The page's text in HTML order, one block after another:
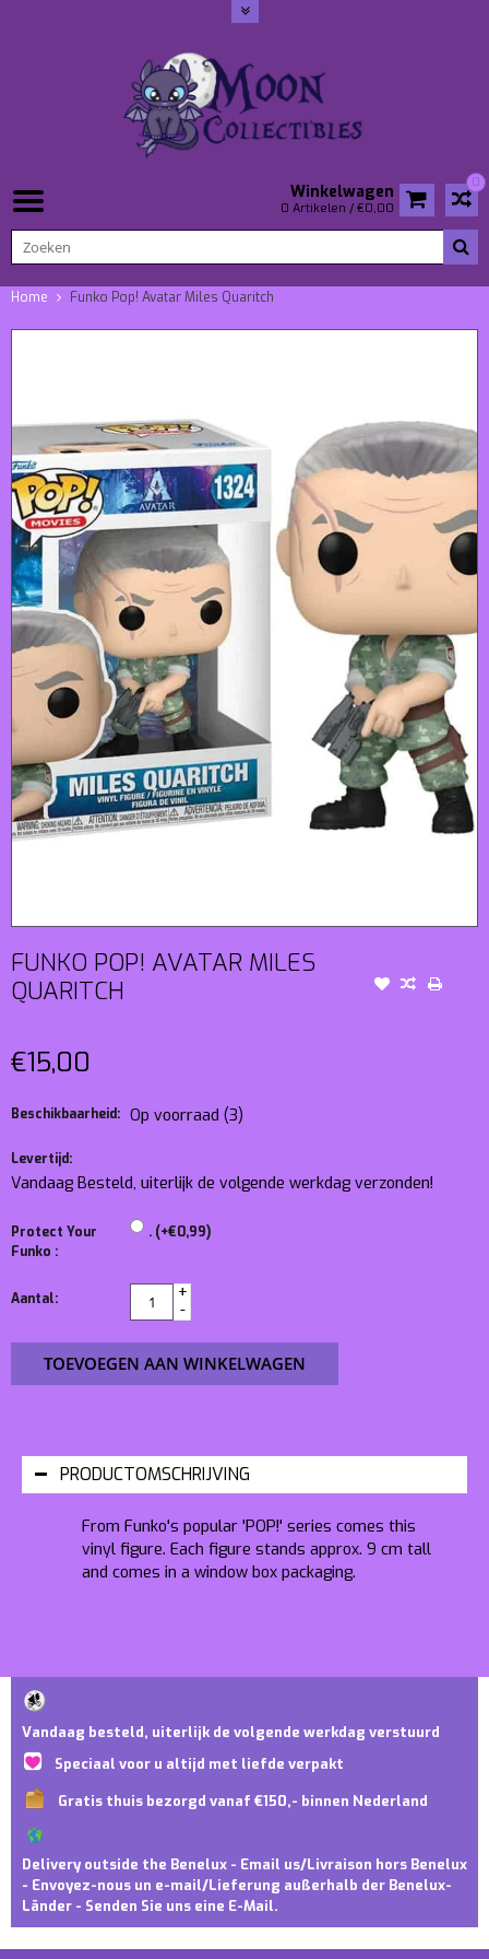
0
Winkelwagen
0 Artikelen / €0,00
Home Funko Pop! Avatar Miles Quaritch
FUNKO POP! AVATAR MILES
QUARITCH
€15,00
Beschikbaarheid: Op voorraad (3)
Levertijd:
Vandaag Besteld, uiterlijk de volgende werkdag verzonden!
Protect Your
Funko :
. (+€0,99)
Aantal:
+
-
TOEVOEGEN AAN WINKELWAGEN
PRODUCTOMSCHRIJVING
From Funko's popular 'POP!' series comes this
vinyl figure. Each figure stands approx. 9 cm tall
and comes in a window box packaging.
Vandaag besteld, uiterlijk de volgende werkdag verstuurd
Speciaal voor u altijd met liefde verpakt
Gratis thuis bezorgd vanaf €150,- binnen Nederland
Delivery outside the Benelux - Email us/Livraison hors Benelux
- Envoyez-nous un e-mail/Lieferung außerhalb der Benelux-
Länder - Senden Sie uns eine E-Mail.